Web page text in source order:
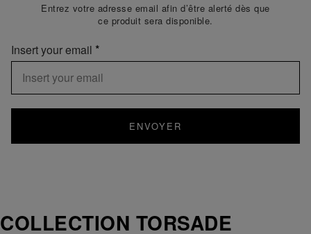
Entrez votre adresse email afin d’être alerté dès que
ce produit sera disponible.
Insert your email
ENVOYER
COLLECTION TORSADE